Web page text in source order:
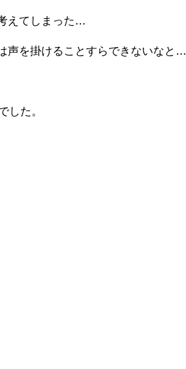
えてしまった…
声を掛けることすらできないなと…
した。